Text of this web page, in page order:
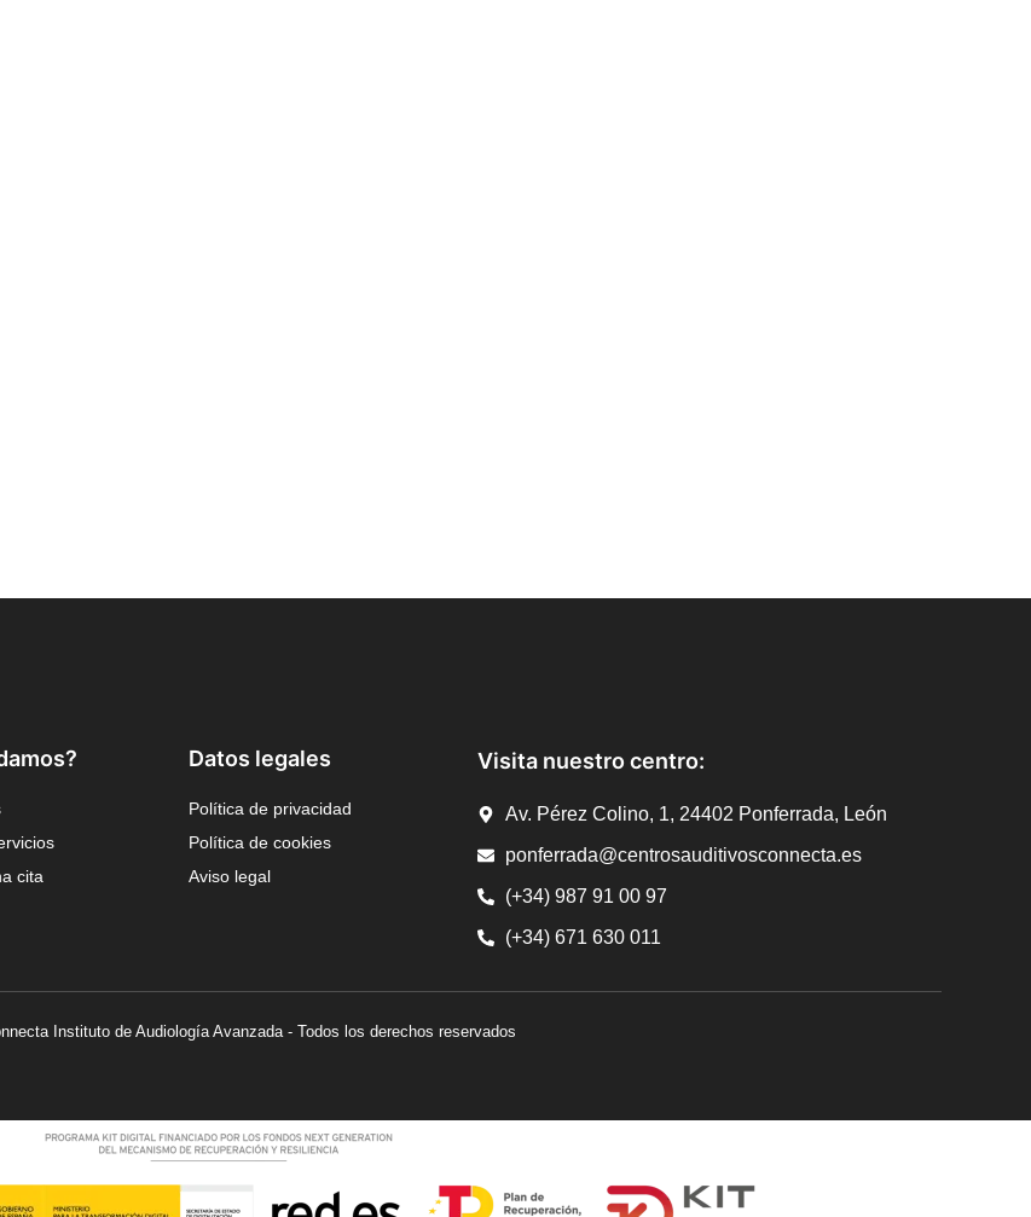
cita
Datos legales
Política de privacidad
Política de cookies
Aviso legal
Visita nuestro centro:
Av. Pérez Colino, 1, 24402 Ponferrada, León
ponferrada@centrosauditivosconnecta.es
(+34) 987 91 00 97
(+34) 671 630 011
Instituto de Audiología Avanzada - Todos los derechos reservados